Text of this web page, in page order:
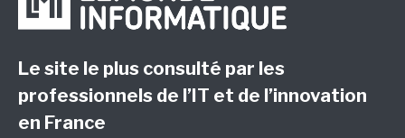
Le site le plus consulté par les
professionnels de l’IT et de l’innovation
en France